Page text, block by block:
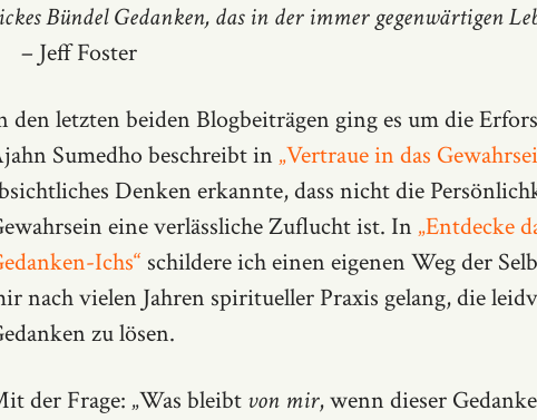
Bündel Gedanken, das in der immer gegenwärtigen
– Jeff Foster
den letzten beiden Blogbeiträgen ging es um die
Sumedho beschreibt in „Vertraue in das
Denken erkannte, dass nicht die
eine verlässliche Zuflucht ist. In „Entdecke
Ichs“ schildere ich einen eigenen Weg der
nach vielen Jahren spiritueller Praxis gelang, die
zu lösen.
der Frage: „Was bleibt von mir, wenn dieser